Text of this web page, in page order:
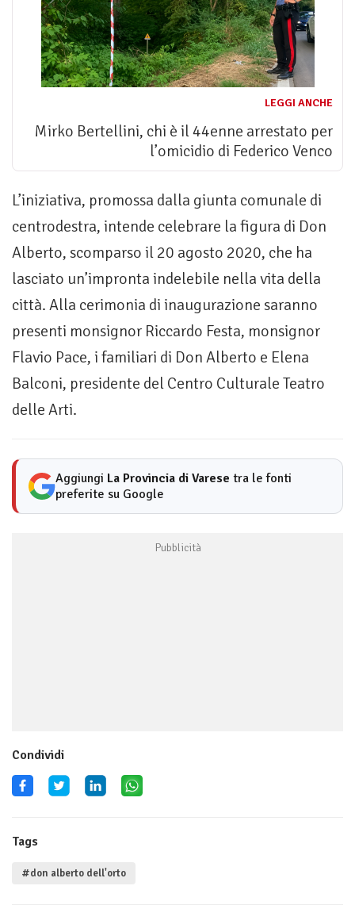
LEGGI ANCHE
Mirko Bertellini, chi è il 44enne arrestato per
l’omicidio di Federico Venco
L’iniziativa, promossa dalla giunta comunale di
centrodestra, intende celebrare la figura di Don
Alberto, scomparso il 20 agosto 2020, che ha
lasciato un’impronta indelebile nella vita della
città. Alla cerimonia di inaugurazione saranno
presenti monsignor Riccardo Festa, monsignor
Flavio Pace, i familiari di Don Alberto e Elena
Balconi, presidente del Centro Culturale Teatro
delle Arti.
Aggiungi La Provincia di Varese tra le fonti
preferite su Google
Condividi
Tags
#don alberto dell'orto